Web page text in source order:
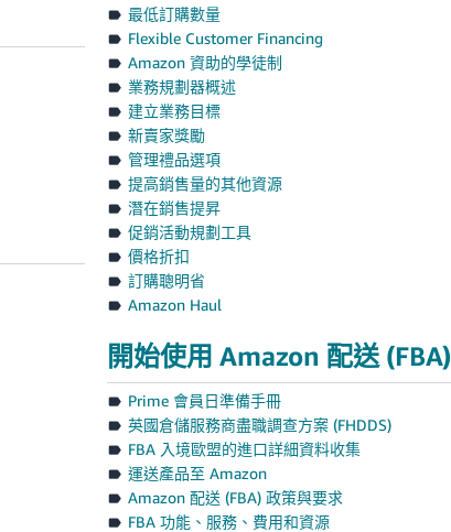
最低訂購數量
Flexible Customer Financing
Amazon 資助的學徒制
業務規劃器概述
建立業務目標
新賣家獎勵
管理禮品選項
提高銷售量的其他資源
潛在銷售提昇
促銷活動規劃工具
價格折扣
訂購聰明省
Amazon Haul
開始使用 Amazon 配送 (FBA)
Prime 會員日準備手冊
英國倉儲服務商盡職調查方案 (FHDDS)
FBA 入境歐盟的進口詳細資料收集
運送產品至 Amazon
Amazon 配送 (FBA) 政策與要求
FBA 功能、服務、費用和資源